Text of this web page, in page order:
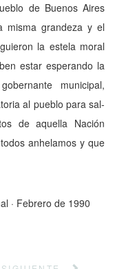
de Buenos Aires
misma grandeza y el
la estela moral
estar esperando la
mu­nicipal,
al pueblo para sal­
de aquella Nación
anhelamos y que
· Febrero de 1990